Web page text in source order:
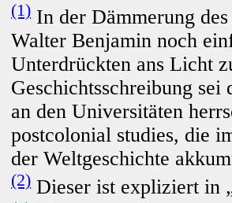
(1) In der Dämmerung
Walter Benjamin noch
Unterdrückten ans Licht
Geschichtsschreibung
an den Universitäten
postcolonial studies, die
der Weltgeschichte
(2) Dieser ist expliziert in